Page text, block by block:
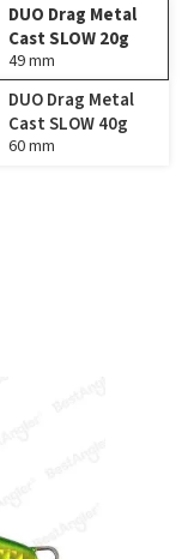
DUO Drag Metal
Cast SLOW 20g
49 mm
DUO Drag Metal
Cast SLOW 40g
60 mm